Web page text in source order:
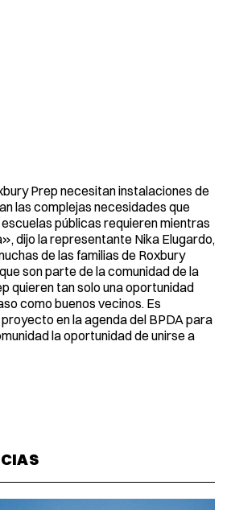
Prep necesitan instalaciones de
las complejas necesidades que
públicas requieren mientras
dijo la representante Nika Elugardo,
de las familias de Roxbury
son parte de la comunidad de la
quieren tan solo una oportunidad
como buenos vecinos. Es
en la agenda del BPDA para
la oportunidad de unirse a